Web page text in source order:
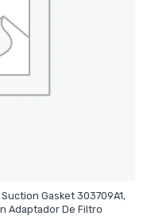
Gasket 303709A1,
Adaptador De Filtro